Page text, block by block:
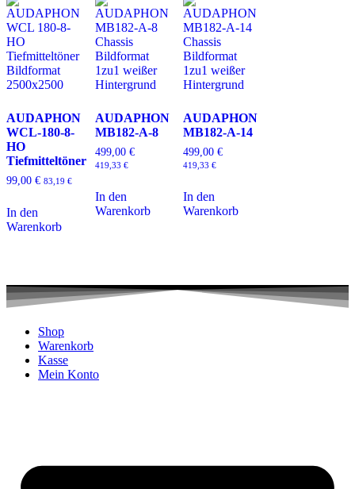
AUDAPHON
WCL-180-8-
HO
Tiefmitteltöner
99,00 € 83,19 €
In den
Warenkorb
AUDAPHON
MB182-A-8
499,00 €
419,33 €
In den
Warenkorb
AUDAPHON
MB182-A-14
499,00€
419,33€
In den
Warenkorb
Shop
Warenkorb
Kasse
Mein Konto